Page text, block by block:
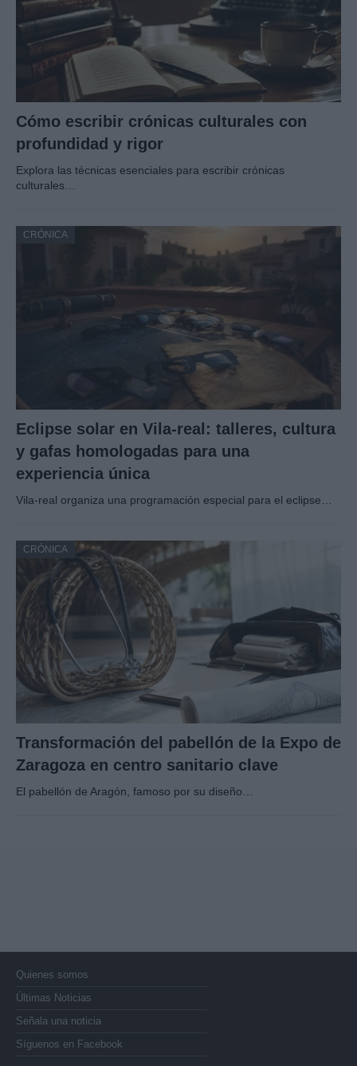
Cómo escribir crónicas culturales con
profundidad y rigor
Explora las técnicas esenciales para escribir crónicas
culturales…
CRÓNICA
Eclipse solar en Vila-real: talleres, cultura
y gafas homologadas para una
experiencia única
Vila-real organiza una programación especial para el eclipse…
CRÓNICA
Transformación del pabellón de la Expo de
Zaragoza en centro sanitario clave
El pabellón de Aragón, famoso por su diseño…
Quienes somos
Últimas Noticias
Señala una noticia
Síguenos en Facebook